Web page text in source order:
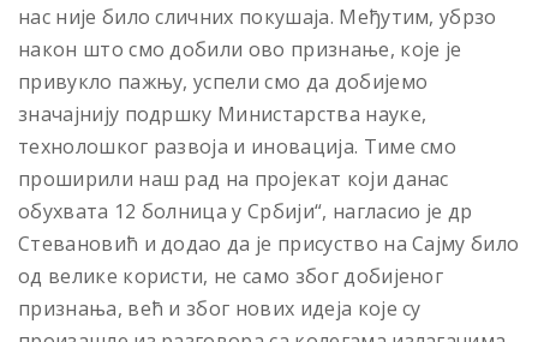
нас није било сличних покушаја. Међутим, убрзо
након што смо добили ово признање, које је
привукло пажњу, успели смо да добијемо
значајнију подршку Министарства науке,
технолошког развоја и иновација. Тиме смо
проширили наш рад на пројекат који данас
обухвата 12 болница у Србији“, нагласио је др
Стевановић и додао да је присуство на Сајму било
од велике користи, не само због добијеног
признања, већ и због нових идеја које су